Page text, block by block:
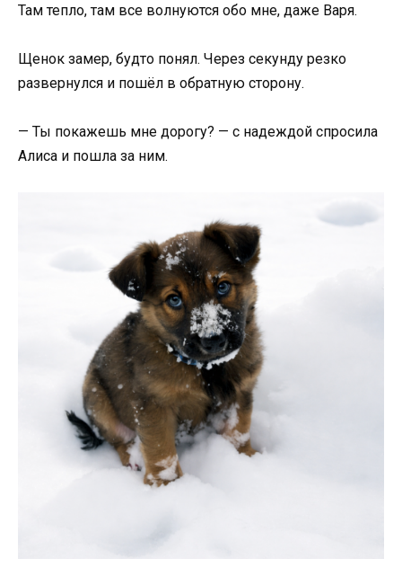
Там тепло, там все волнуются обо мне, даже Варя.
Щенок замер, будто понял. Через секунду резко
развернулся и пошёл в обратную сторону.
— Ты покажешь мне дорогу? — с надеждой спросила
Алиса и пошла за ним.